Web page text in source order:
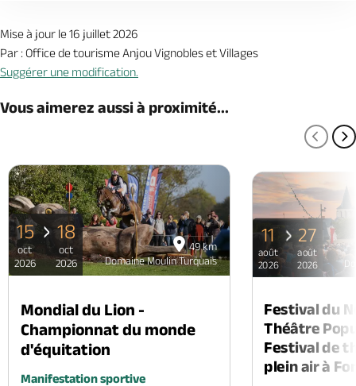
Mise à jour le 16 juillet 2026
Par : Office de tourisme Anjou Vignobles et Villages
Suggérer une modification.
Vous aimerez aussi à proximité...
49 km
Domaine Moulin Turquais
15
oct
2026
18
oct
2026
Mondial du Lion -
Championnat du monde
d'équitation
Manifestation sportive
11
août
2026
27
août
2026
Festival du
Théâtre
Festival de
plein air à